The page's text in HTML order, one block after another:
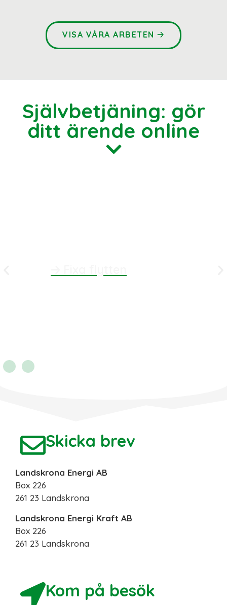
VISA VÅRA ARBETEN🡢
Självbetjäning: gör
ditt ärende online
🡢
Skicka brev
Landskrona Energi AB
Box 226
261 23 Landskrona
Landskrona Energi Kraft AB
Box 226
261 23 Landskrona
Kom på besök